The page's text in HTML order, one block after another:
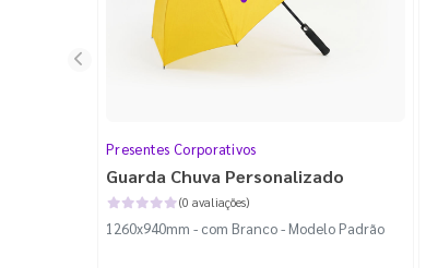
Presentes Corporativos
Guarda Chuva Personalizado
(0 avaliações)
1260x940mm - com Branco - Modelo Padrão